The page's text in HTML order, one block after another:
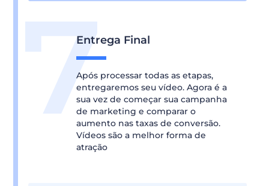
Entrega Final
Após processar todas as etapas,
entregaremos seu vídeo. Agora é a
sua vez de começar sua campanha
de marketing e comparar o
aumento nas taxas de conversão.
Vídeos são a melhor forma de
atração